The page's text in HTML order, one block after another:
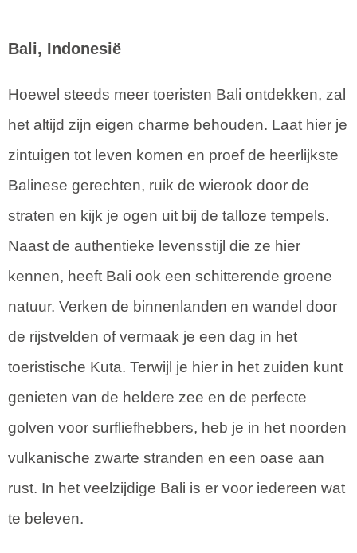
Bali, Indonesië
Hoewel steeds meer toeristen Bali ontdekken, zal
het altijd zijn eigen charme behouden. Laat hier je
zintuigen tot leven komen en proef de heerlijkste
Balinese gerechten, ruik de wierook door de
straten en kijk je ogen uit bij de talloze tempels.
Naast de authentieke levensstijl die ze hier
kennen, heeft Bali ook een schitterende groene
natuur. Verken de binnenlanden en wandel door
de rijstvelden of vermaak je een dag in het
toeristische Kuta. Terwijl je hier in het zuiden kunt
genieten van de heldere zee en de perfecte
golven voor surfliefhebbers, heb je in het noorden
vulkanische zwarte stranden en een oase aan
rust. In het veelzijdige Bali is er voor iedereen wat
te beleven.